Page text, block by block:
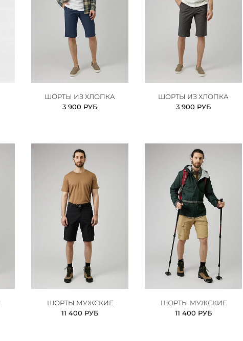
ШОРТЫ ИЗ ХЛОПКА
3 900 РУБ
ШОРТЫ ИЗ ХЛОПКА
3 900 РУБ
ШОРТЫ МУЖСКИЕ
11 400 РУБ
ШОРТЫ МУЖСКИЕ
11 400 РУБ